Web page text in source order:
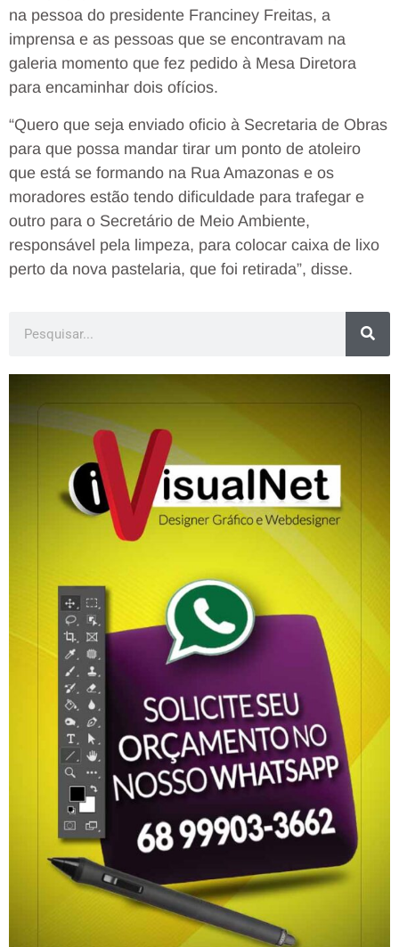
na pessoa do presidente Franciney Freitas, a
imprensa e as pessoas que se encontravam na
galeria momento que fez pedido à Mesa Diretora
para encaminhar dois ofícios.
“Quero que seja enviado oficio à Secretaria de Obras
para que possa mandar tirar um ponto de atoleiro
que está se formando na Rua Amazonas e os
moradores estão tendo dificuldade para trafegar e
outro para o Secretário de Meio Ambiente,
responsável pela limpeza, para colocar caixa de lixo
perto da nova pastelaria, que foi retirada”, disse.